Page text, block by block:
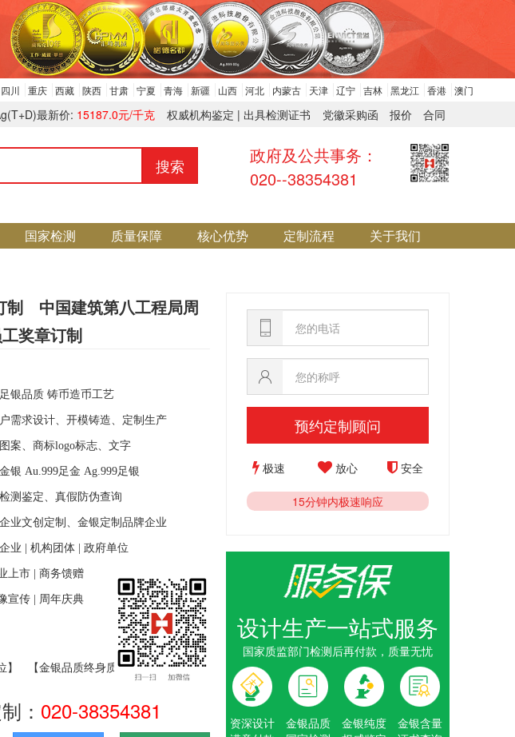
四川 重庆 西藏 陕西 甘肃 宁夏 青海 新疆 山西 河北 内蒙古 天津 辽宁 吉林 黑龙江 香港 澳门
党徽采购函 报价 合同
权威机构鉴定 | 出具检测证书
最新价: 15187.0元/千克
搜索
政府及公共事务：
020--38354381
国家检测 质量保障 核心优势 定制流程 关于我们
制 中国建筑第八工程局周
奖章订制
银品质 铸币造币工艺
需求设计、开模铸造、定制生产
案、商标logo标志、文字
银 Au.999足金 Ag.999足银
测鉴定、真假防伪查询
业文创定制、金银定制品牌企业
业 机构团体 政府单位
上市 商务馈赠
宣传 周年庆典
】 【金银品质终身质保】
： 020-38354381
预约定制顾问
极速 放心 安全
15分钟内极速响应
设计生产一站式服务
国家质监部门检测后再付款，质量无忧
资深设计
金银品质
金银纯度
金银含量